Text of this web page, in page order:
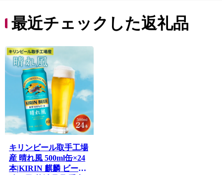
最近チェックした返礼品
キリンビール取手工場
産 晴れ風 500ml缶×24
本|KIRIN 麒麟 ビール